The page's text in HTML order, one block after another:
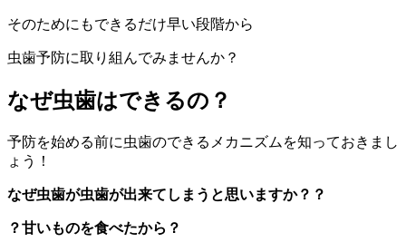
そのためにもできるだけ早い段階から
虫歯予防に取り組んでみませんか？
なぜ虫歯はできるの？
予防を始める前に虫歯のできるメカニズムを知っておきまし
ょう！
なぜ虫歯が虫歯が出来てしまうと思いますか？？
？甘いものを食べたから？